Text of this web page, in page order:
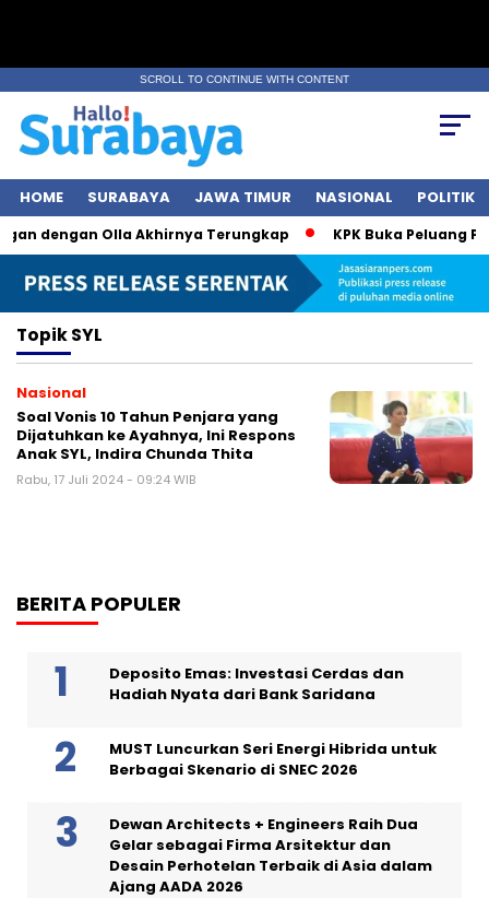
SCROLL TO CONTINUE WITH CONTENT
HOME SURABAYA JAWA TIMUR NASIONAL POLITIK
dengan Olla Akhirnya Terungkap KPK Buka Peluang
TopikSYL
Nasional
Soal Vonis 10 Tahun Penjara yang
Dijatuhkan ke Ayahnya, Ini Respons
Anak SYL, Indira Chunda Thita
Rabu, 17 Juli 2024 - 09:24 WIB
BERITA POPULER
Deposito Emas: Investasi Cerdas dan
Hadiah Nyata dari Bank Saridana
MUST Luncurkan Seri Energi Hibrida untuk
Berbagai Skenario di SNEC 2026
Dewan Architects + Engineers Raih Dua
Gelar sebagai Firma Arsitektur dan
Desain Perhotelan Terbaik di Asia dalam
Ajang AADA 2026